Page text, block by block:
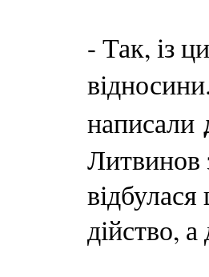
- Так, із
написали
Литвинов
дійство,